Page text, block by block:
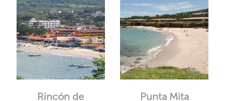
Rincón de
Punta Mita